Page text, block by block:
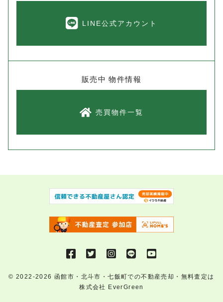
LINE公式アカウント
販売中 物件情報
売買物件一覧
© 2022-2026函館市・北斗市・七飯町での不動産売却・無料査定は
株式会社 EverGreen